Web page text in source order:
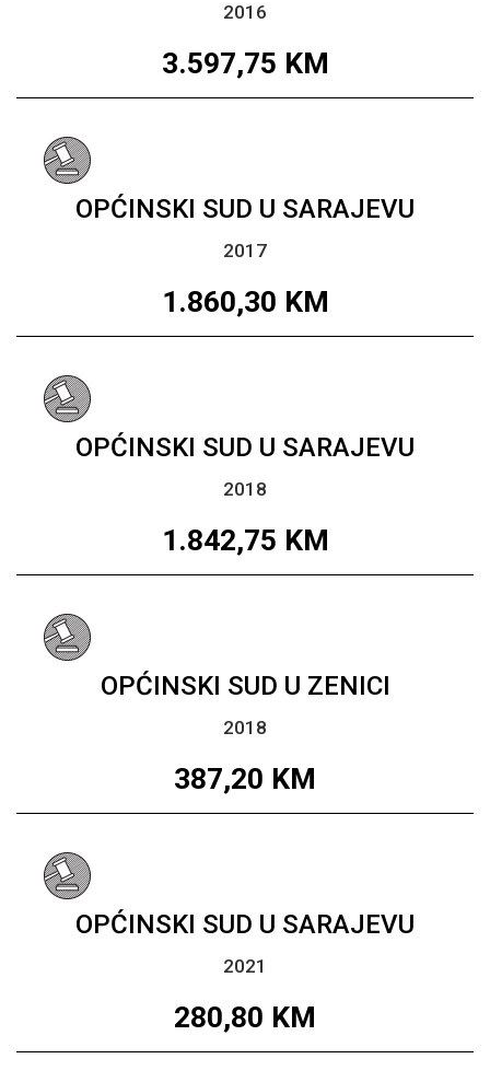
2016
3.597,75 KM
OPĆINSKI SUD U SARAJEVU
2017
1.860,30 KM
OPĆINSKI SUD U SARAJEVU
2018
1.842,75 KM
OPĆINSKI SUD U ZENICI
2018
387,20 KM
OPĆINSKI SUD U SARAJEVU
2021
280,80 KM